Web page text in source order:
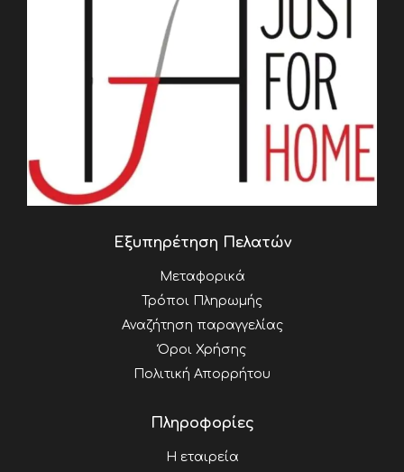
Εξυπηρέτηση Πελατών
Μεταφορικά
Τρόποι Πληρωμής
Αναζήτηση παραγγελίας
Όροι Χρήσης
Πολιτική Απορρήτου
Πληροφορίες
Η εταιρεία